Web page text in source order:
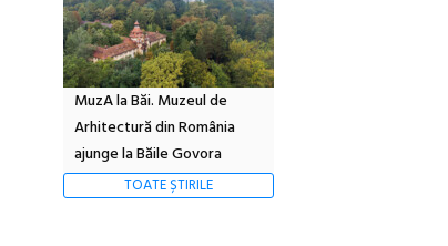
MuzA la Băi. Muzeul de
Arhitectură din România
ajunge la Băile Govora
TOATE ȘTIRILE